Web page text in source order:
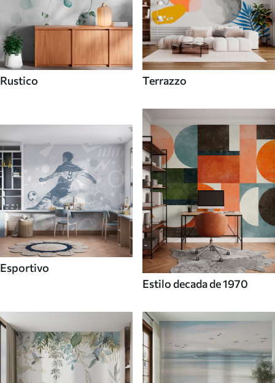
Rustico Terrazzo
Esportivo
Estilo decada de 1970